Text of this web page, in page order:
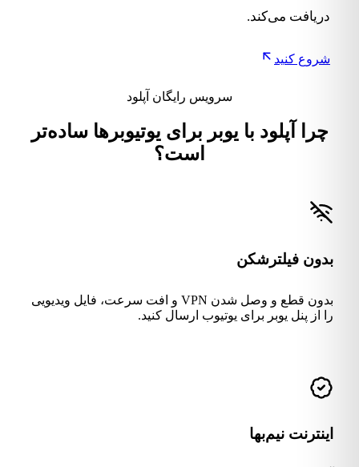
دریافت می‌کند.
شروع کنید
سرویس رایگان آپلود
چرا آپلود با یوبر برای یوتیوبرها ساده‌تر
است؟
بدون فیلترشکن
بدون قطع و وصل شدن VPN و افت سرعت، فایل ویدیویی
را از پنل یوبر برای یوتیوب ارسال کنید.
اینترنت نیم‌بها